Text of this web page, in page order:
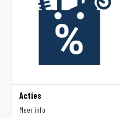
Acties
Meer info